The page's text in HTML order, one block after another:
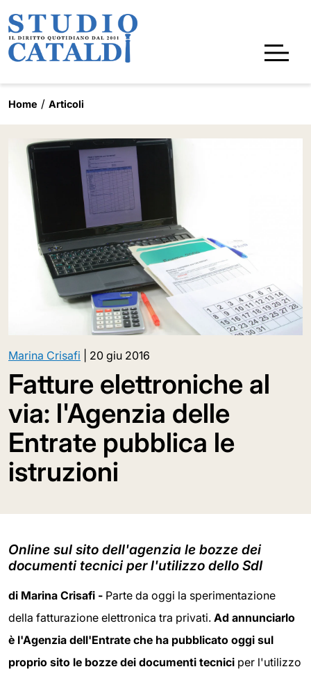
Home Articoli
Marina Crisafi 20 giu 2016
Fatture elettroniche al
via: l'Agenzia delle
Entrate pubblica le
istruzioni
Online sul sito dell'agenzia le bozze dei
documenti tecnici per l'utilizzo dello SdI
di Marina Crisafi - Parte da oggi la sperimentazione
della fatturazione elettronica tra privati. Ad annunciarlo
è l'Agenzia dell'Entrate che ha pubblicato oggi sul
proprio sito le bozze dei documenti tecnici per l'utilizzo